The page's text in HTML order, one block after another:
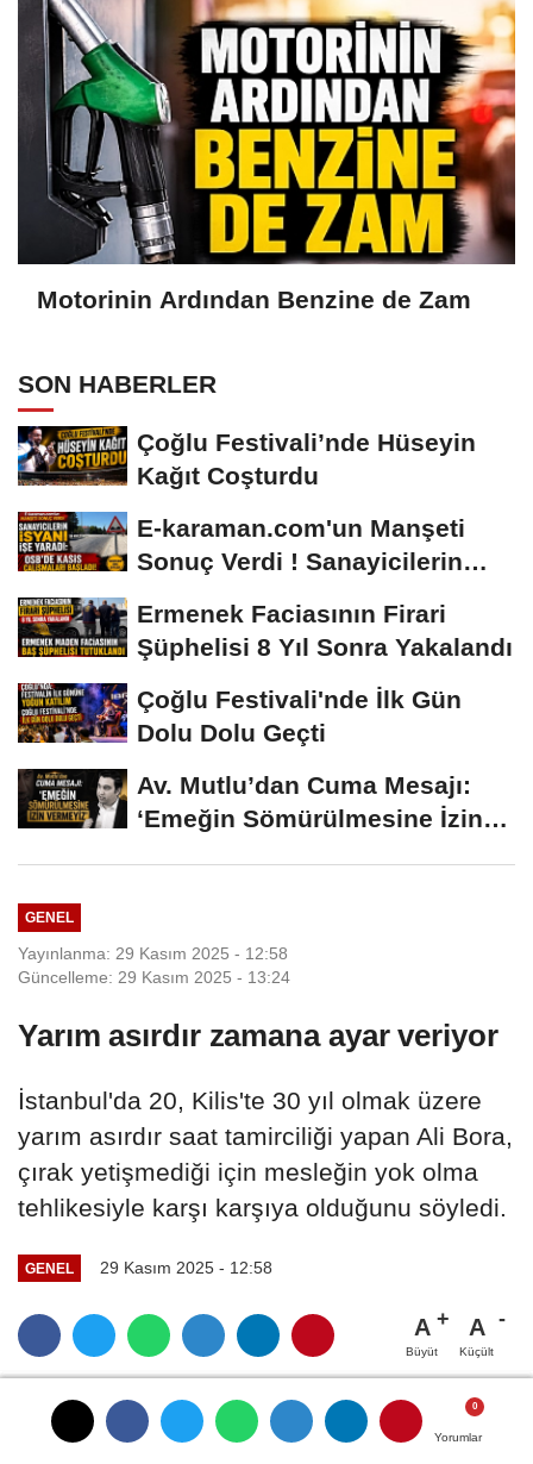
Yorumlar
Yorumlar
Yorumlar
Motorinin Ardından Benzine de Zam
SON HABERLER
Çoğlu Festivali’nde Hüseyin
Kağıt Coşturdu
E-karaman.com'un Manşeti
Sonuç Verdi ! Sanayicilerin
Ermenek Faciasının Firari
Şüphelisi 8 Yıl Sonra Yakalandı
Çoğlu Festivali'nde İlk Gün
Dolu Dolu Geçti
Av. Mutlu’dan Cuma Mesajı:
‘Emeğin Sömürülmesine İzin
GENEL
Yayınlanma: 29 Kasım 2025 - 12:58
Güncelleme: 29 Kasım 2025 - 13:24
Yarım asırdır zamana ayar veriyor
İstanbul'da 20, Kilis'te 30 yıl olmak üzere
yarım asırdır saat tamirciliği yapan Ali Bora,
çırak yetişmediği için mesleğin yok olma
tehlikesiyle karşı karşıya olduğunu söyledi.
GENEL 29 Kasım 2025 - 12:58
Yorumlar
A
Büyüt
A
Küçült